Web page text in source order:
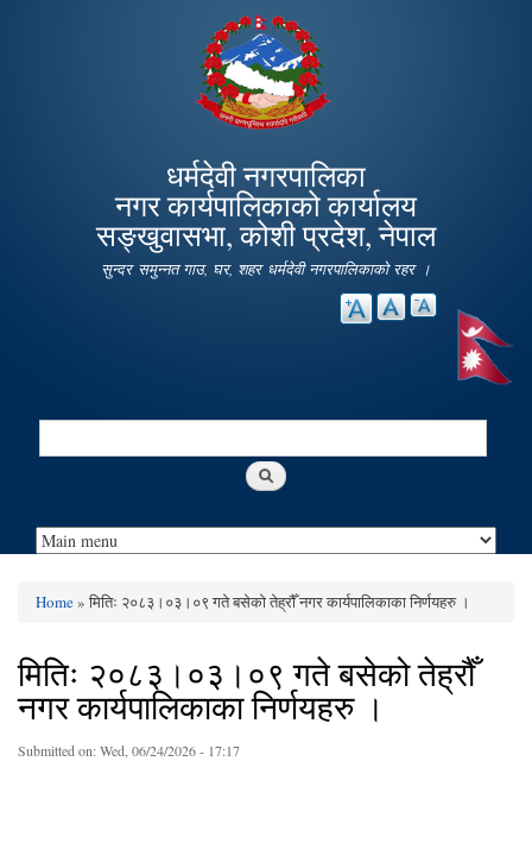
main
content
धर्मदेवी नगरपालिका
नगर कार्यपालिकाको कार्यालय
सङ्खुवासभा, कोशी प्रदेश, नेपाल
सुन्दर समुन्नत गाउ, घर, शहर धर्मदेवी नगरपालिकाको रहर ।
Search
Home» मितिः २०८३।०३।०९ गते बसेको तेह्रौँ नगर कार्यपालिकाका निर्णयहरु ।
मितिः २०८३।०३।०९ गते बसेको तेह्रौँ
नगर कार्यपालिकाका निर्णयहरु ।
Submitted on:Wed, 06/24/2026 - 17:17